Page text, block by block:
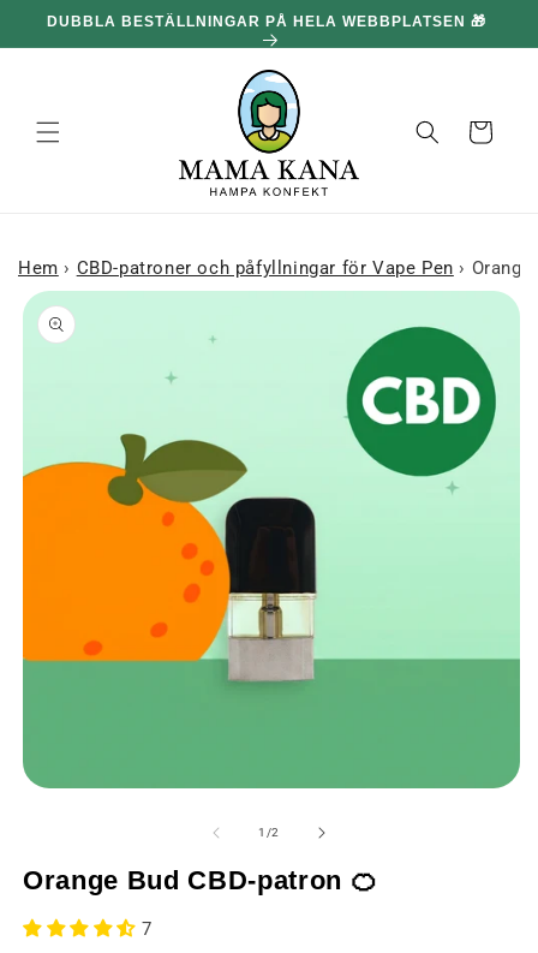
och gå
DUBBLA BESTÄLLNINGAR PÅ HELA WEBBPLATSEN 🎁
Korg
Hem › CBD-patroner och påfyllningar för Vape Pen ›
till
ett
modalt
1 /från
2
Orange Bud CBD-patron 🍊
7